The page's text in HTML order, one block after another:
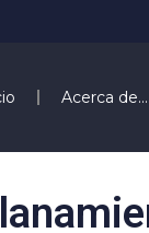
Acerca de…